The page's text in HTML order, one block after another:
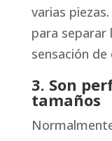
varias
para
sensación de
3. Son
tamaños